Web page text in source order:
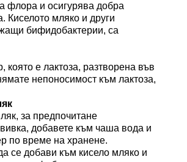
флора и осигурява добра
Киселото мляко и други
бифидобактерии, са
която е лактоза, разтворена във
непоносимост към лактоза,
, за предпочитане
добавете към чаша вода и
по време на хранене.
се добави към кисело мляко и